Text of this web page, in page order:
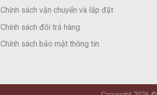
Chính sách vận chuyển và lắp đặt
Chính sách đổi trả hàng
Chính sách bảo mật thông tin